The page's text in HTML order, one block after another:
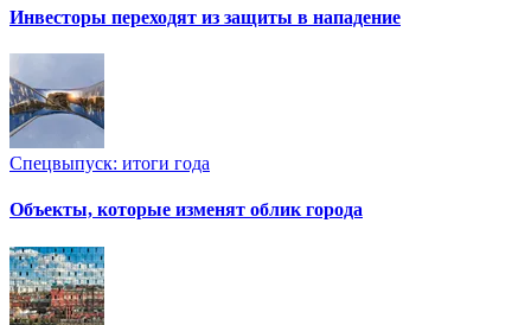
Инвесторы переходят из защиты в нападение
Спецвыпуск: итоги года
Объекты, которые изменят облик города